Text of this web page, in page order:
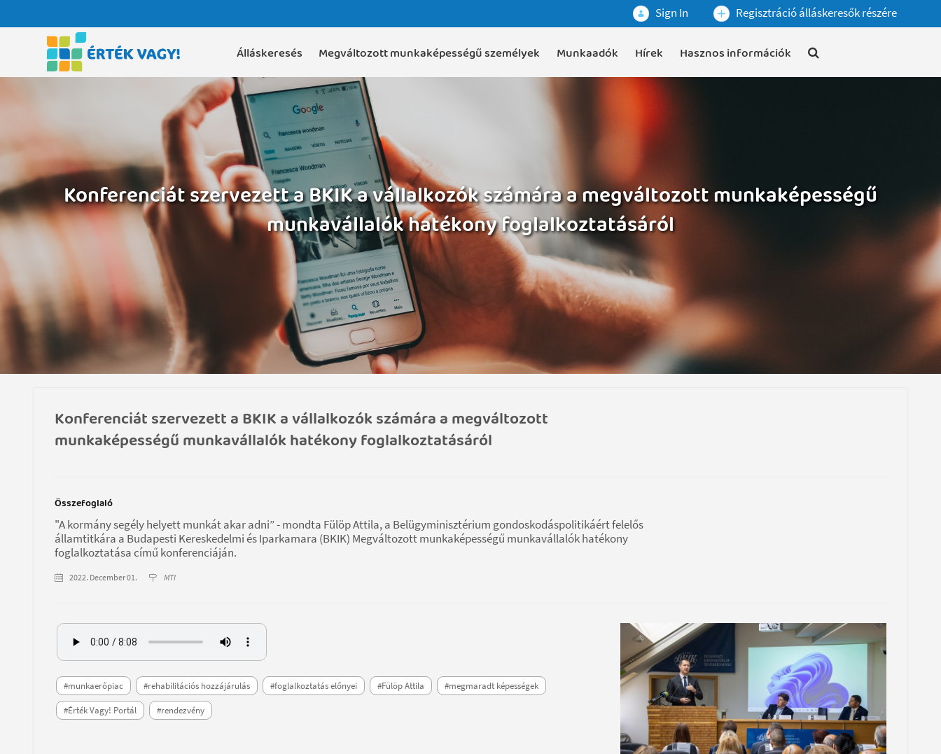
Sign In Regisztráció álláskeresők részére
Álláskeresés Megváltozott munkaképességű személyek Munkaadók Hírek Hasznos információk
Konferenciát szervezett a BKIK a vállalkozók számára a megváltozott munkaképességű
munkavállalók hatékony foglalkoztatásáról
Konferenciát szervezett a BKIK a vállalkozók számára a megváltozott
munkaképességű munkavállalók hatékony foglalkoztatásáról
Összefoglaló
"A kormány segély helyett munkát akar adni” - mondta Fülöp Attila, a Belügyminisztérium gondoskodáspolitikáért felelős
államtitkára a Budapesti Kereskedelmi és Iparkamara (BKIK) Megváltozott munkaképességű munkavállalók hatékony
foglalkoztatása című konferenciáján.
2022. December 01. MTI
#munkaerőpiac #rehabilitációs hozzájárulás #foglalkoztatás előnyei #Fülöp Attila #megmaradt képességek
#Érték Vagy! Portál #rendezvény